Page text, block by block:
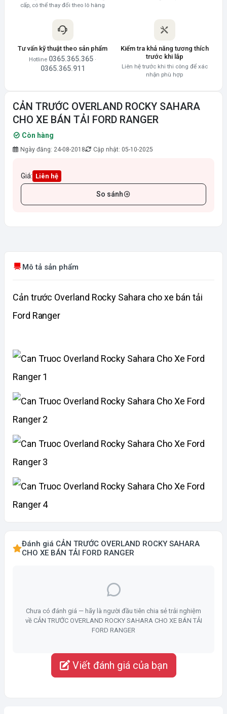
cấp, có thể thay đổi theo lô hàng
Tư vấn kỹ thuật theo sản phẩm
Hotline 0365.365.365 ·
0365.365.911
Kiểm tra khả năng tương thích
trước khi lắp
Liên hệ trước khi thi công để xác
nhận phù hợp
CẢN TRƯỚC OVERLAND ROCKY SAHARA
CHO XE BÁN TẢI FORD RANGER
Còn hàng
Ngày đăng: 24-08-2018 Cập nhật: 05-10-2025
Giá: Liên hệ
So sánh
Mô tả sản phẩm
Cản trước Overland Rocky Sahara cho xe bán tải
Ford Ranger
Đánh giá CẢN TRƯỚC OVERLAND ROCKY SAHARA
CHO XE BÁN TẢI FORD RANGER
Chưa có đánh giá — hãy là người đầu tiên chia sẻ trải nghiệm
về CẢN TRƯỚC OVERLAND ROCKY SAHARA CHO XE BÁN TẢI
FORD RANGER
Viết đánh giá của bạn